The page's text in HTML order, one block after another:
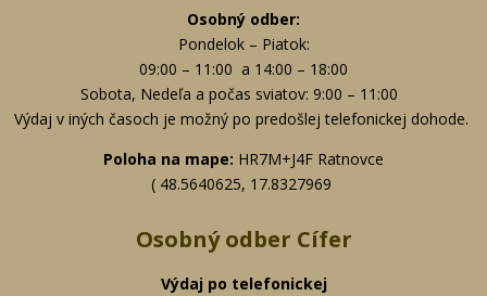
Osobný odber:
Pondelok – Piatok:
09:00 – 11:00 a 14:00 – 18:00
Sobota, Nedeľa a počas sviatov: 9:00 – 11:00
Výdaj v iných časoch je možný po predošlej telefonickej dohode.
Poloha na mape: HR7M+J4F Ratnovce
( 48.5640625, 17.8327969
Osobný odber Cífer
Výdaj po telefonickej